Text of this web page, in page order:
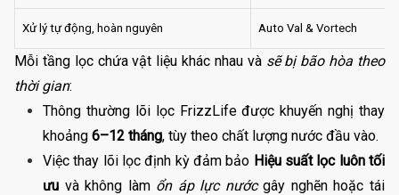
Xử lý tự động, hoàn nguyên Auto Val & Vortech
Mỗi tầng lọc chứa vật liệu khác nhau và sẽ bị bão hòa theo
thời gian:
Thông thường lõi lọc FrizzLife được khuyến nghị thay
khoảng 6–12 tháng, tùy theo chất lượng nước đầu vào.
Việc thay lõi lọc định kỳ đảm bảo Hiệu suất lọc luôn tối
ưu và không làm ổn áp lực nướcgây nghẽn hoặc tái